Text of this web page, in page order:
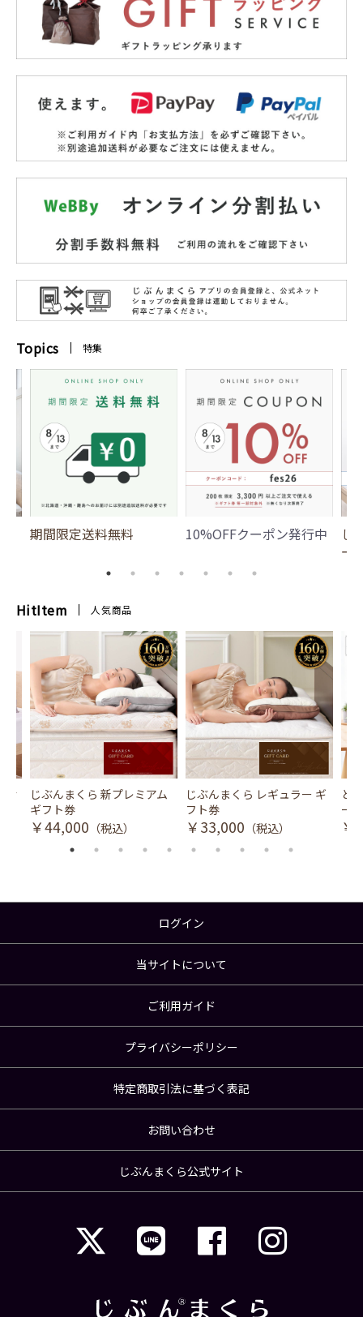
Topics 特集
期間限定送料無料 10%OFFクーポン発行中
じ
ー
HitItem 人気商品
冷
じぶんまくら 新プレミアム
ギフト券
￥44,000 （税込）
じぶんまくら レギュラー ギ
フト券
￥33,000 （税込）
と
ース
￥
ログイン
当サイトについて
ご利用ガイド
プライバシーポリシー
特定商取引法に基づく表記
お問い合わせ
じぶんまくら公式サイト